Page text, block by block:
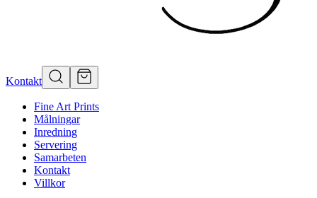
Kontakt
Fine Art Prints
Målningar
Inredning
Servering
Samarbeten
Kontakt
Villkor